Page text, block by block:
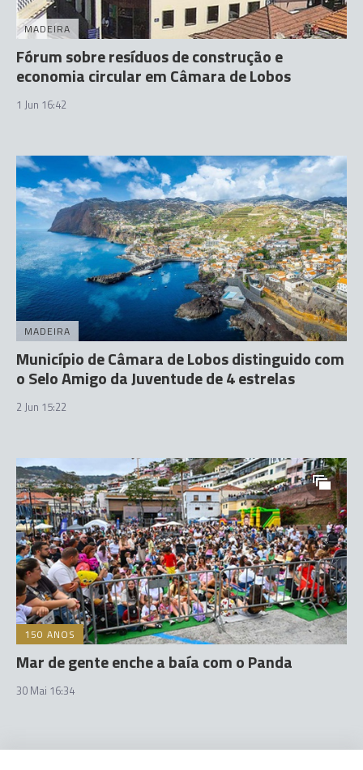
MADEIRA
Fórum sobre resíduos de construção e
economia circular em Câmara de Lobos
1 Jun 16:42
MADEIRA
Município de Câmara de Lobos distinguido com
o Selo Amigo da Juventude de 4 estrelas
2 Jun 15:22
150 ANOS
Mar de gente enche a baía com o Panda
30 Mai 16:34